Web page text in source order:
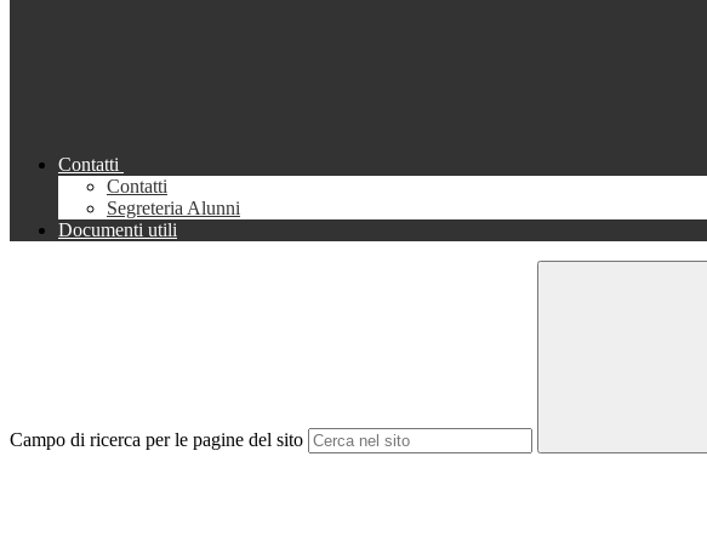
Contatti
Contatti
Segreteria Alunni
Documenti utili
Campo di ricerca per le pagine del sito